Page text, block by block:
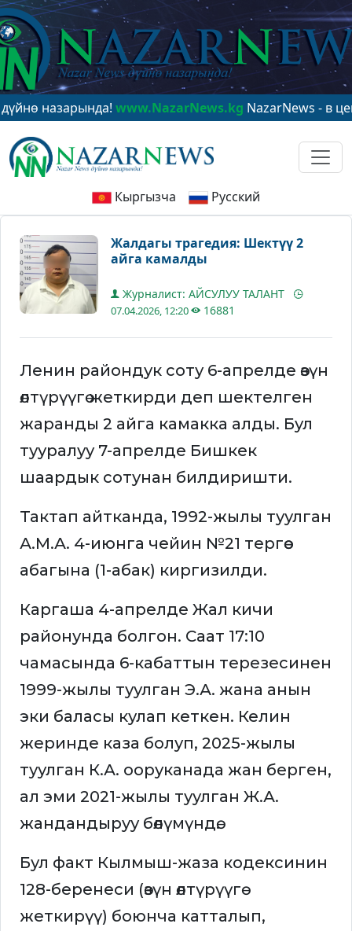
www.NazarNews.kgNazarNews - в центре
Кыргызча Русский
Жалдагы трагедия: Шектүү 2
айга камалды
Журналист: АЙСУЛУУ ТАЛАНТ
07.04.2026, 12:20 16881
Ленин райондук соту 6-апрелде өзүн
өлтүрүүгө жеткирди деп шектелген
жаранды 2 айга камакка алды. Бул
тууралуу 7-апрелде Бишкек
шаардык сотунан билдиришти.
Тактап айтканда, 1992-жылы туулган
А.М.А. 4-июнга чейин №21 тергөө
абагына (1-абак) киргизилди.
Каргаша 4-апрелде Жал кичи
районунда болгон. Саат 17:10
чамасында 6-кабаттын терезесинен
1999-жылы туулган Э.А. жана анын
эки баласы кулап кеткен. Келин
жеринде каза болуп, 2025-жылы
туулган К.А. ооруканада жан берген,
ал эми 2021-жылы туулган Ж.А.
жандандыруу бөлүмүндө.
Бул факт Кылмыш-жаза кодексинин
128-беренеси (өзүн өлтүрүүгө
жеткирүү) боюнча катталып,